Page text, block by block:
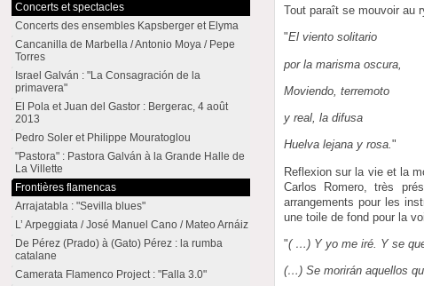
Tout paraît se mouvoir au
"El viento solitario
por la marisma oscura,
Moviendo, terremoto
y real, la difusa
Huelva lejana y rosa."
Reflexion sur la vie et la
Carlos Romero, très
arrangements pour les
une toile de fond pour la
"( …) Y yo me iré. Y se
(…) Se morirán aquellos
Concerts et spectacles
Concerts des ensembles Kapsberger et Elyma
Cancanilla de Marbella / Antonio Moya / Pepe
Torres
Israel Galván : "La Consagración de la
primavera"
El Pola et Juan del Gastor : Bergerac, 4 août
2013
Pedro Soler et Philippe Mouratoglou
"Pastora" : Pastora Galván à la Grande Halle de
La Villette
Frontières flamencas
Arrajatabla : "Sevilla blues"
L’ Arpeggiata / José Manuel Cano / Mateo Arnáiz
De Pérez (Prado) à (Gato) Pérez : la rumba
catalane
Camerata Flamenco Project : "Falla 3.0"